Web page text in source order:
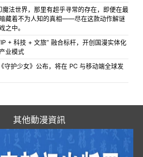
魔法世界，那里有超乎寻常的存在，即便在最
藏着不为人知的真相——尽在这款动作解谜
之中。
+ 科技 + 文旅” 融合标杆，开创国漫实体化
业模式
守护少女》公布，将在 PC 与移动端全球发
其他動漫資訊